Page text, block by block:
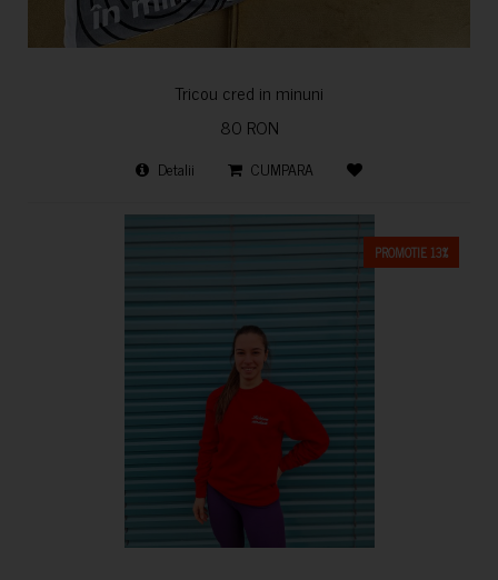
Tricou cred in minuni
80 RON
Detalii CUMPARA
PROMOTIE 13%